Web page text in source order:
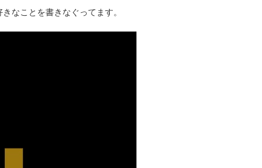
なことを書きなぐってます。